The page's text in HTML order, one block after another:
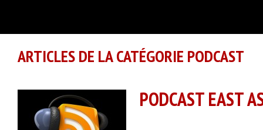
ARTICLES DE LA CATÉGORIE PODCAST
PODCAST EAST